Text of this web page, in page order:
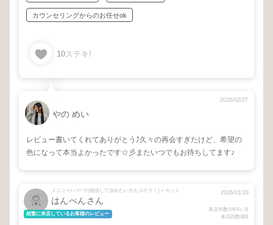
カウンセリングからのお任せok
10ステキ!
やの めい
2026/02/27
レビュー書いてくれてありがとう⤴︎久々の再会すぎたけど、希望の
色になって本当よかったです☆彡またいつでもお待ちしてます♪
メニュー/ パーマ(相談して決めたい方もコチラ！) + カット
はんぺんさん
頻繁に来店しているお客様のレビュー
2026/01/29
来店年数/1年9ヶ月
来店回数/8回